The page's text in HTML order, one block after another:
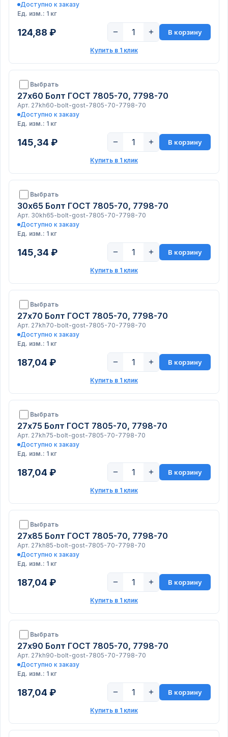
Доступно к заказу
Ед. изм.: 1 кг
124,88 ₽ − + В корзину
Купить в 1 клик
Выбрать
27х60 Болт ГОСТ 7805-70, 7798-70
Арт. 27kh60-bolt-gost-7805-70-7798-70
Доступно к заказу
Ед. изм.: 1 кг
145,34 ₽ − + В корзину
Купить в 1 клик
Выбрать
30х65 Болт ГОСТ 7805-70, 7798-70
Арт. 30kh65-bolt-gost-7805-70-7798-70
Доступно к заказу
Ед. изм.: 1 кг
145,34 ₽ − + В корзину
Купить в 1 клик
Выбрать
27х70 Болт ГОСТ 7805-70, 7798-70
Арт. 27kh70-bolt-gost-7805-70-7798-70
Доступно к заказу
Ед. изм.: 1 кг
187,04 ₽ − + В корзину
Купить в 1 клик
Выбрать
27х75 Болт ГОСТ 7805-70, 7798-70
Арт. 27kh75-bolt-gost-7805-70-7798-70
Доступно к заказу
Ед. изм.: 1 кг
187,04 ₽ − + В корзину
Купить в 1 клик
Выбрать
27х85 Болт ГОСТ 7805-70, 7798-70
Арт. 27kh85-bolt-gost-7805-70-7798-70
Доступно к заказу
Ед. изм.: 1 кг
187,04 ₽ − + В корзину
Купить в 1 клик
Выбрать
27х90 Болт ГОСТ 7805-70, 7798-70
Арт. 27kh90-bolt-gost-7805-70-7798-70
Доступно к заказу
Ед. изм.: 1 кг
187,04 ₽ − + В корзину
Купить в 1 клик